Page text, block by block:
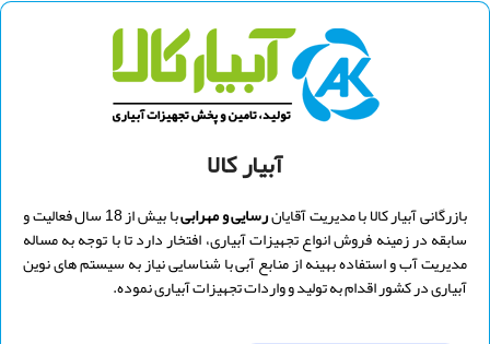
آبیار کالا
بازرگانی آبیار کالا با مدیریتآقایانرسایی ومهرابی با بیش از 18 سال فعالیت و
سابقه در زمینه فروش انواع تجهیزات آبیاری، افتخار دارد تا با توجه به مساله
مدیریت آب و استفاده بهینه از منابع آبی با شناسایی نیاز به سیستم های نوین
آبیاری در کشور اقدام به تولید و واردات تجهیزات آبیاری نموده.